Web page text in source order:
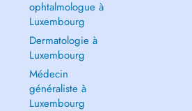
ophtalmologue à
Luxembourg
Dermatologie à
Luxembourg
Médecin
généraliste à
Luxembourg